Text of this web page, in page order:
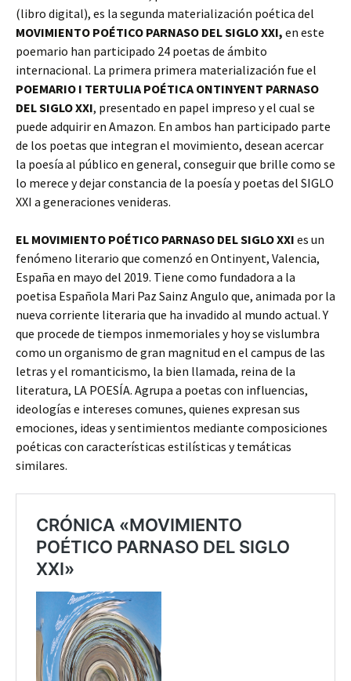
(libro digital), es la segunda materialización poética del
MOVIMIENTO POÉTICO PARNASO DEL SIGLO XXI, en este
poemario han participado 24 poetas de ámbito
internacional. La primera primera materialización fue el
POEMARIO I TERTULIA POÉTICA ONTINYENT PARNASO
DEL SIGLO XXI, presentado en papel impreso y el cual se
puede adquirir en Amazon. En ambos han participado parte
de los poetas que integran el movimiento, desean acercar
la poesía al público en general, conseguir que brille como se
lo merece y dejar constancia de la poesía y poetas del SIGLO
XXI a generaciones venideras.
EL MOVIMIENTO POÉTICO PARNASO DEL SIGLO XXI es un
fenómeno literario que comenzó en Ontinyent, Valencia,
España en mayo del 2019. Tiene como fundadora a la
poetisa Española Mari Paz Sainz Angulo que, animada por la
nueva corriente literaria que ha invadido al mundo actual. Y
que procede de tiempos inmemoriales y hoy se vislumbra
como un organismo de gran magnitud en el campus de las
letras y el romanticismo, la bien llamada, reina de la
literatura, LA POESÍA. Agrupa a poetas con influencias,
ideologías e intereses comunes, quienes expresan sus
emociones, ideas y sentimientos mediante composiciones
poéticas con características estilísticas y temáticas
similares.